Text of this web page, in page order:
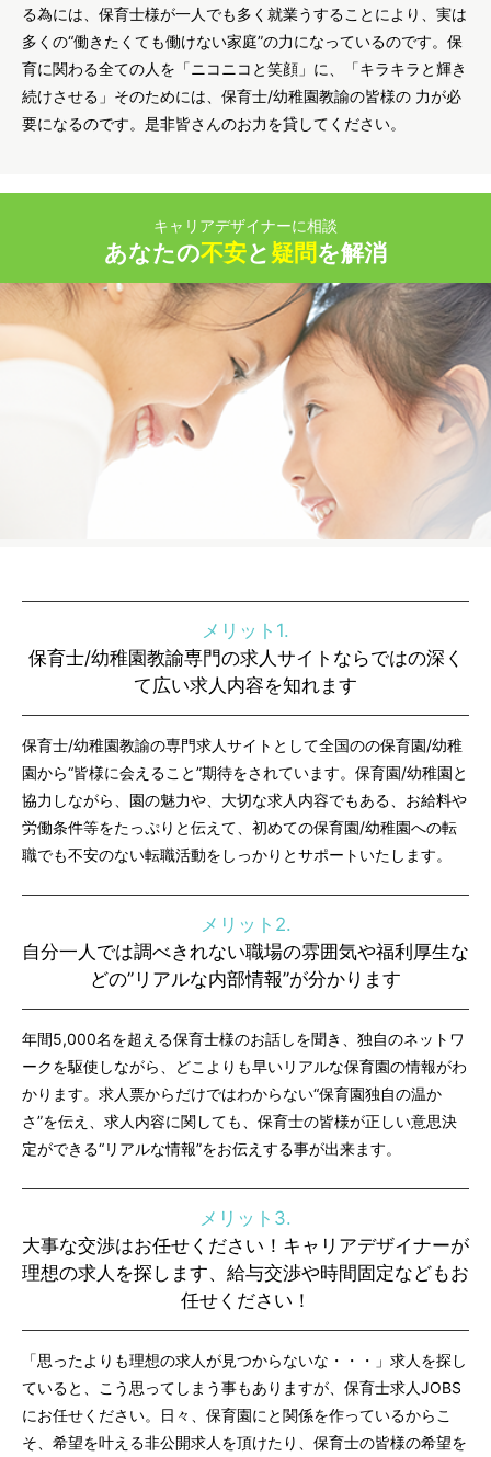
る為には、保育士様が一人でも多く就業うすることにより、実は
多くの“働きたくても働けない家庭”の力になっているのです。保
育に関わる全ての人を「ニコニコと笑顔」に、「キラキラと輝き
続けさせる」そのためには、保育士/幼稚園教諭の皆様の 力が必
要になるのです。是非皆さんのお力を貸してください。
キャリアデザイナーに相談
あなたの不安と 疑問 を解消
メリット1.
保育士/幼稚園教諭専門の求人サイトならではの深く
て広い求人内容を知れます
保育士/幼稚園教諭の専門求人サイトとして全国のの保育園/幼稚
園から“皆様に会えること”期待をされています。保育園/幼稚園と
協力しながら、園の魅力や、大切な求人内容でもある、お給料や
労働条件等をたっぷりと伝えて、初めての保育園/幼稚園への転
職でも不安のない転職活動をしっかりとサポートいたします。
メリット2.
自分一人では調べきれない職場の雰囲気や福利厚生な
どの”リアルな内部情報”が分かります
年間5,000名を超える保育士様のお話しを聞き、独自のネットワ
ークを駆使しながら、どこよりも早いリアルな保育園の情報がわ
かります。求人票からだけではわからない“保育園独自の温か
さ”を伝え、求人内容に関しても、保育士の皆様が正しい意思決
定ができる“リアルな情報”をお伝えする事が出来ます。
メリット3.
大事な交渉はお任せください！キャリアデザイナーが
理想の求人を探します、給与交渉や時間固定などもお
任せください！
「思ったよりも理想の求人が見つからないな・・・」求人を探し
ていると、こう思ってしまう事もありますが、保育士求人JOBS
にお任せください。日々、保育園にと関係を作っているからこ
そ、希望を叶える非公開求人を頂けたり、保育士の皆様の希望を